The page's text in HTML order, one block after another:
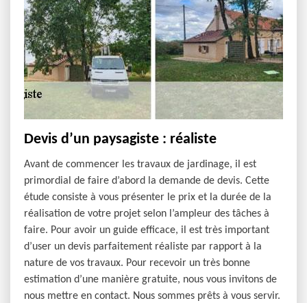
Devis d’un paysagiste : réaliste
Avant de commencer les travaux de jardinage, il est
primordial de faire d’abord la demande de devis. Cette
étude consiste à vous présenter le prix et la durée de la
réalisation de votre projet selon l’ampleur des tâches à
faire. Pour avoir un guide efficace, il est très important
d’user un devis parfaitement réaliste par rapport à la
nature de vos travaux. Pour recevoir un très bonne
estimation d’une manière gratuite, nous vous invitons de
nous mettre en contact. Nous sommes prêts à vous servir.